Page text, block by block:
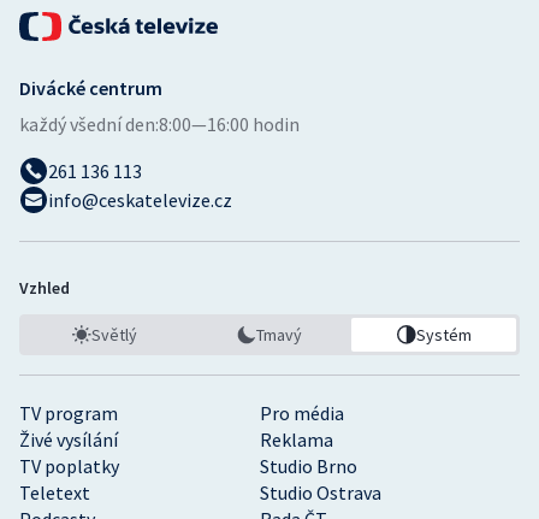
TV program
Pro média
Živé vysílání
Reklama
TV poplatky
Studio Brno
Teletext
Studio Ostrava
Divácké centrum
každý všední den:8:00—16:00 hodin
261 136 113
info@ceskatelevize.cz
Vzhled
Světlý Tmavý Systém